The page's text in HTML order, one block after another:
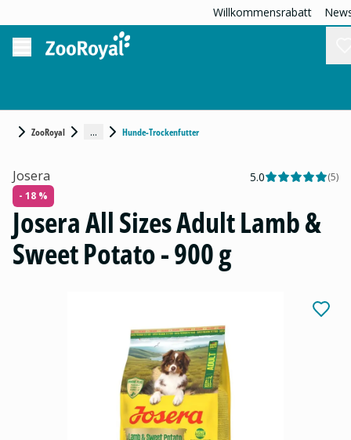
Willkommensrabatt
ZooRoyal ... Hunde-Trockenfutter
Josera 5.0 (5)
- 18 %
Josera All Sizes Adult Lamb &
Sweet Potato - 900 g